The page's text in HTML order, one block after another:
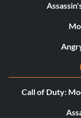
Call of Duty: